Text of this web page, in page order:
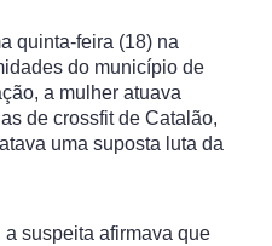
quinta-feira (18) na
do município de
a mulher atuava
de crossfit de Catalão,
uma suposta luta da
suspeita afirmava que